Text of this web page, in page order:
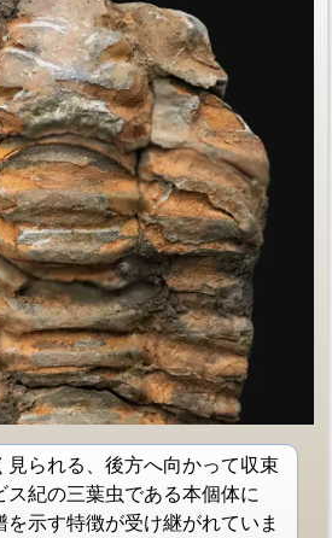
見られる、後方へ向かって収束
ス紀の三葉虫である本個体に
を示す特徴が受け継がれていま